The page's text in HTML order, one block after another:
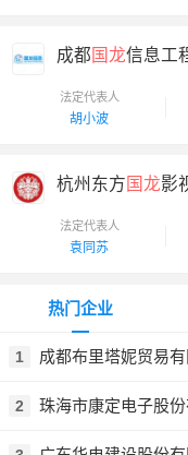
成都 国龙信息工
法定代表人
胡小波
杭州东方 国龙影
法定代表人
袁同苏
热门企业
1 成都布里塔妮贸易
2 珠海市康定电子股